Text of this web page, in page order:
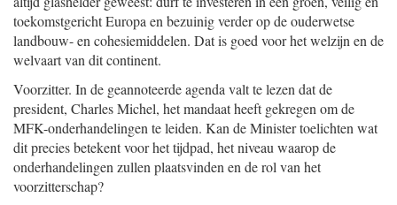
toekomstgericht Europa en bezuinig verder op de ouderwetse
landbouw- en cohesiemiddelen. Dat is goed voor het welzijn en de
welvaart van dit continent.
Voorzitter. In de geannoteerde agenda valt te lezen dat de
president, Charles Michel, het mandaat heeft gekregen om de
MFK-onderhandelingen te leiden. Kan de Minister toelichten wat
dit precies betekent voor het tijdpad, het niveau waarop de
onderhandelingen zullen plaatsvinden en de rol van het
voorzitterschap?